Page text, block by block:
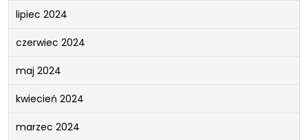
lipiec 2024
czerwiec 2024
maj 2024
kwiecień 2024
marzec 2024